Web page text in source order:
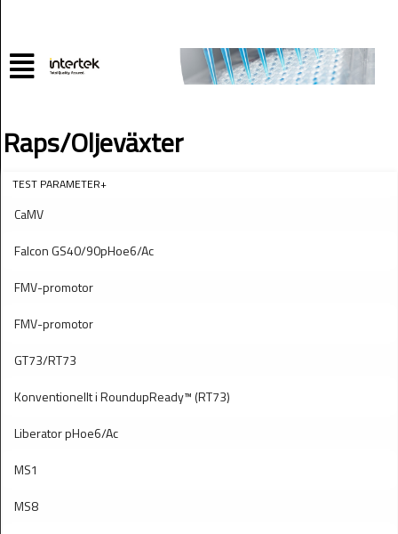
Raps/Oljeväxter
TEST PARAMETER+
CaMV
Falcon GS40/90pHoe6/Ac
FMV-promotor
FMV-promotor
GT73/RT73
Konventionellt i RoundupReady™ (RT73)
Liberator pHoe6/Ac
MS1
MS8